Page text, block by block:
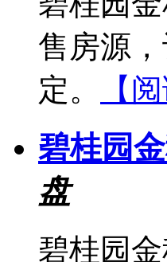
售房源
定。
【
碧桂园
盘
碧桂园